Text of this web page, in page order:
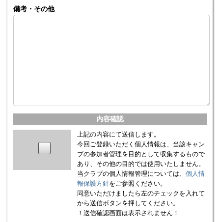
備考・その他
内容確認
上記の内容にて送信します。
今回ご登録いただく個人情報は、当該キャン
プの参加者管理を目的として収集するもので
あり、その他の目的では使用いたしません。
当クラブの個人情報管理については、 個人情
報保護方針をご参照ください。
同意いただけましたら左のチェックを入れて
から送信ボタンを押してください。
！送信確認画面は表示されません！